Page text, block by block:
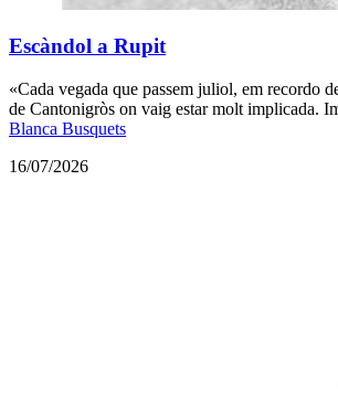
Escàndol a Rupit
«Cada vegada que passem juliol, em recordo
de Cantonigròs on vaig estar molt implicada.
Blanca Busquets
16/07/2026